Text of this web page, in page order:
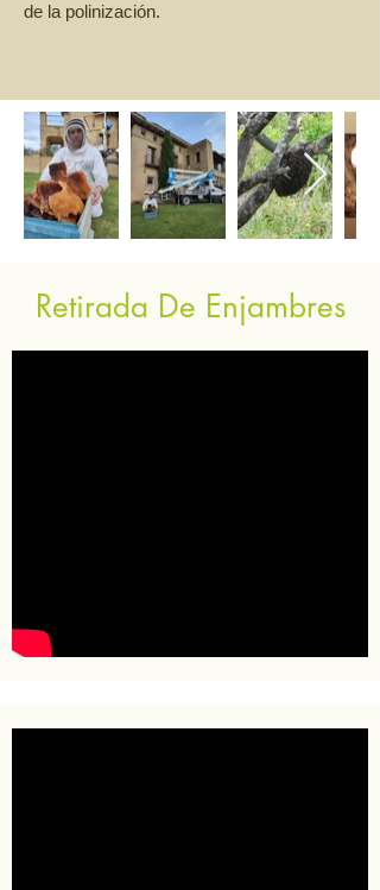
de la polinización.
Retirada De Enjambres